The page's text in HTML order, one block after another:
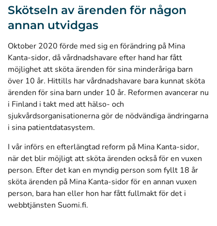
Skötseln av ärenden för någon
annan utvidgas
Oktober 2020 förde med sig en förändring på Mina
Kanta-sidor, då vårdnadshavare efter hand har fått
möjlighet att sköta ärenden för sina minderåriga barn
över 10 år. Hittills har vårdnadshavare bara kunnat sköta
ärenden för sina barn under 10 år. Reformen avancerar nu
i Finland i takt med att hälso- och
sjukvårdsorganisationerna gör de nödvändiga ändringarna
i sina patientdatasystem.
I vår införs en efterlängtad reform på Mina Kanta-sidor,
när det blir möjligt att sköta ärenden också för en vuxen
person. Efter det kan en myndig person som fyllt 18 år
sköta ärenden på Mina Kanta-sidor för en annan vuxen
person, bara han eller hon har fått fullmakt för det i
webbtjänsten Suomi.fi.